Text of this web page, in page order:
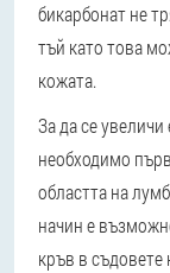
бикарбонат не
тъй като това
кожата.
За да се
необходимо
областта на
начин е
кръв в съдовете